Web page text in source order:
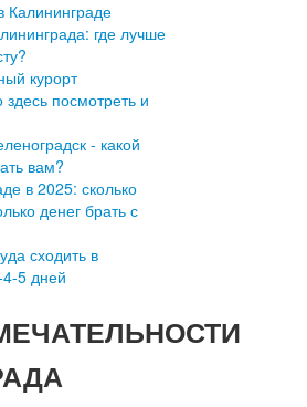
Калининграде
где лучше
курорт
посмотреть и
- какой
вам?
в 2025: сколько
денег брать с
сходить в
5 дней